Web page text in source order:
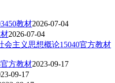
教材2026-07-04
2026-07-04
会主义思想概论15040官方教材
方教材2023-09-17
09-17